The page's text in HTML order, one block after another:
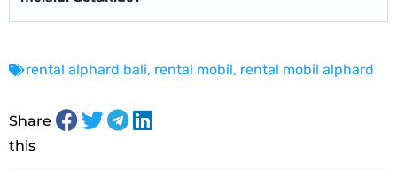
rental alphard bali, rental mobil, rental mobil alphard
Share
this